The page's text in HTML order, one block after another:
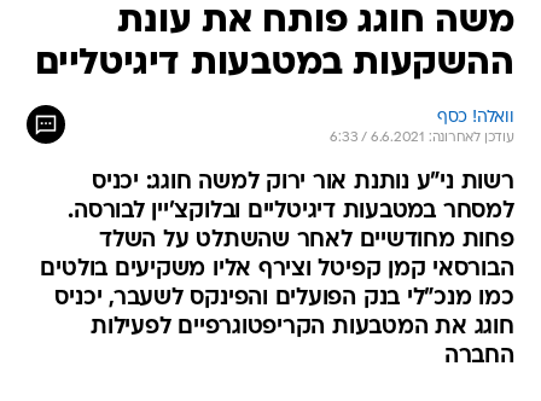
משה חוגג פותח את עונת
ההשקעות במטבעות דיגיטליים
וואלה! כסף
עודכן לאחרונה: 6.6.2021 / 6:33
רשות ני"ע נותנת אור ירוק למשה חוגג: יכניס
למסחר במטבעות דיגיטליים ובלוקצ'יין לבורסה.
פחות מחודשיים לאחר שהשתלט על השלד
הבורסאי קמן קפיטל וצירף אליו משקיעים בולטים
כמו מנכ"לי בנק הפועלים והפינקס לשעבר, יכניס
חוגג את המטבעות הקריפטוגרפיים לפעילות
החברה